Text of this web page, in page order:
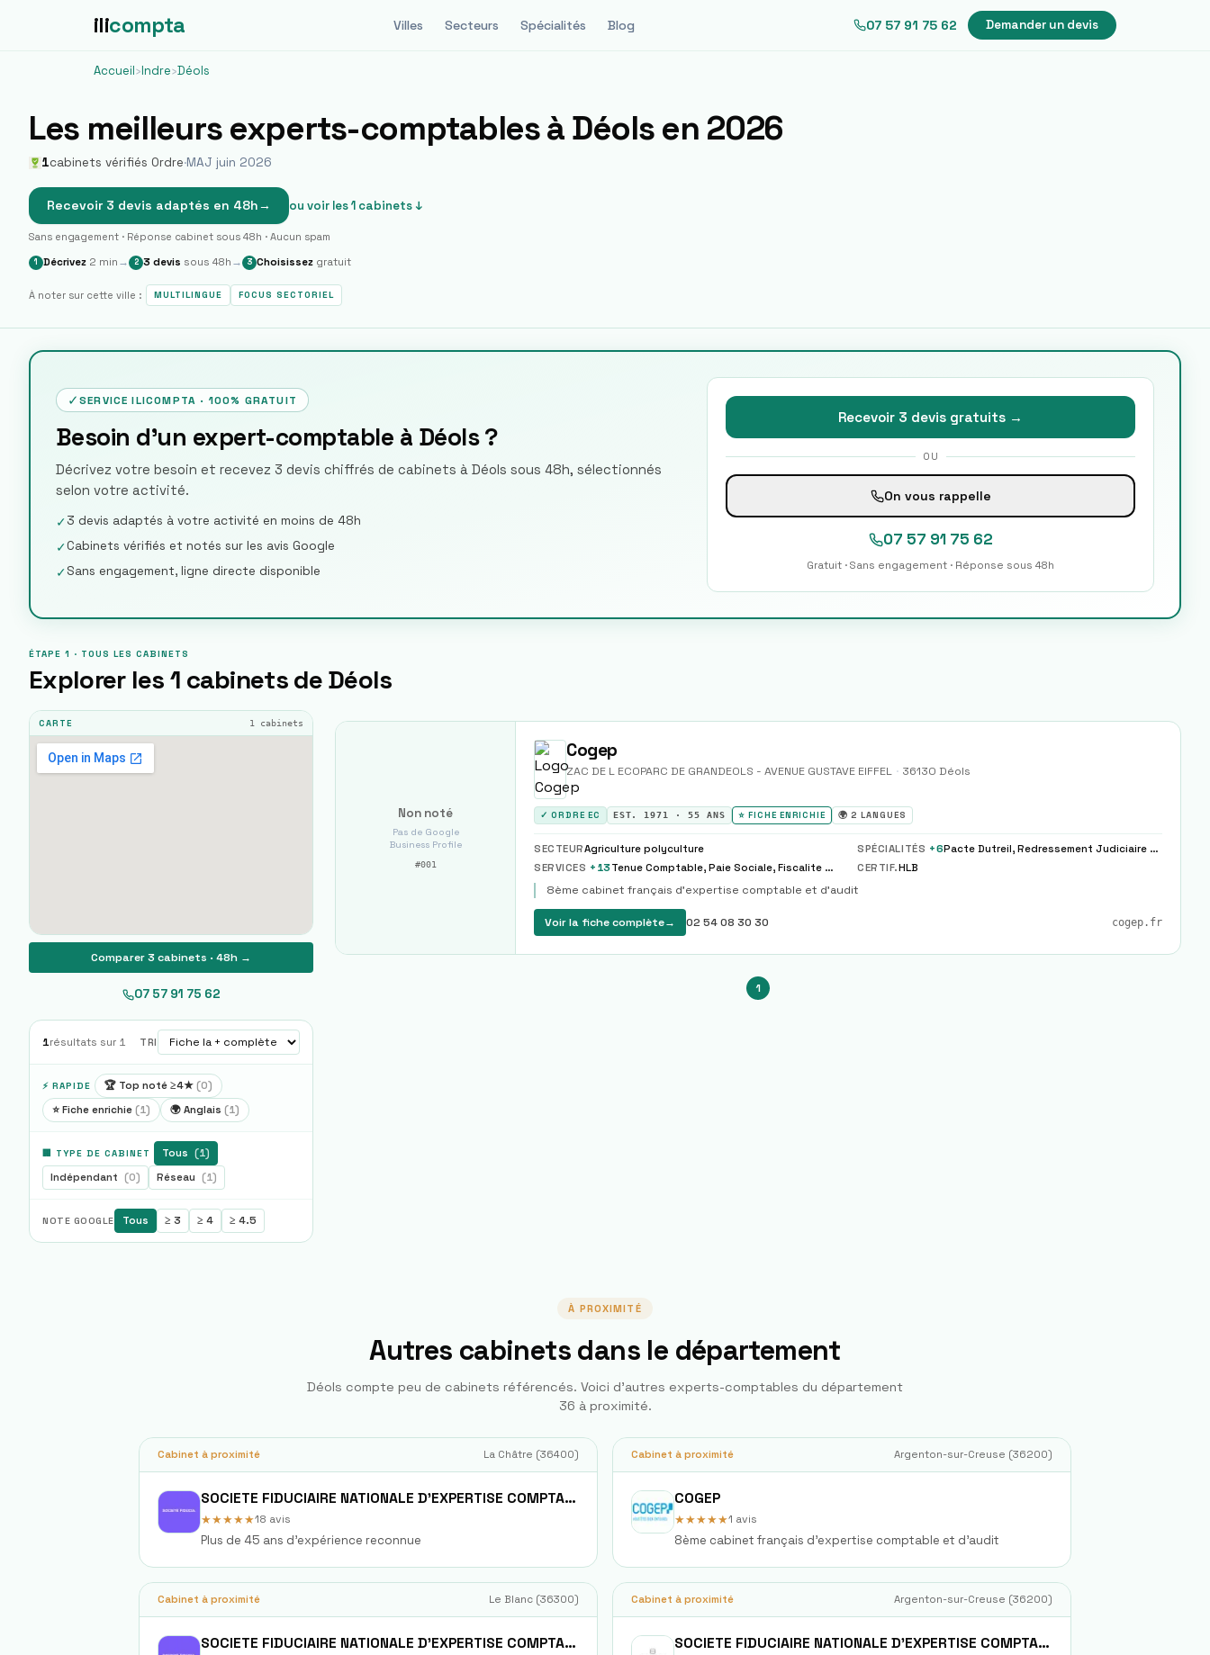
ilicompta Villes Secteurs Spécialités Blog 07 57 91 75 62 Demander un devis
Accueil›Indre›Déols
Les meilleurs experts-comptables àDéolsen 2026
1cabinets vérifiés Ordre·MAJ juin 2026
Recevoir 3 devis adaptés en 48h→ ou voir les1 cabinets ↓
Sans engagement · Réponse cabinet sous 48h · Aucun spam
1 Décrivez 2 min → 2 3 devis sous 48h → 3 Choisissez gratuit
À noter sur cette ville : MULTILINGUE FOCUS SECTORIEL
✓ SERVICE ILICOMPTA · 100% GRATUIT
Besoin d'un expert-comptable à Déols ?
Décrivez votre besoin et recevez 3 devis chiffrés de cabinets à Déols sous 48h, sélectionnés
selon votre activité.
✓3 devis adaptés à votre activité en moins de 48h
✓Cabinets vérifiés et notés sur les avis Google
✓Sans engagement, ligne directe disponible
Recevoir 3 devis gratuits →
OU
On vous rappelle
07 57 91 75 62
Gratuit · Sans engagement · Réponse sous 48h
ÉTAPE 1 · TOUS LES CABINETS
Explorer les1 cabinets deDéols
CARTE 1 cabinets
Comparer 3 cabinets · 48h →
07 57 91 75 62
1résultats sur 1 TRI
⚡ RAPIDE 🏆 Top noté ≥4★ (0)
⭐ Fiche enrichie (1) 🌍 Anglais (1)
🏢 TYPE DE CABINET Tous (1)
Indépendant (0) Réseau (1)
NOTE GOOGLE Tous ≥ 3 ≥ 4 ≥ 4.5
Non noté
Pas de Google
Business Profile
#001
Cogep
ZAC DE L ECOPARC DE GRANDEOLS - AVENUE GUSTAVE EIFFEL · 36130 Déols
✓ ORDRE EC EST. 1971 · 55 ANS ⭐ FICHE ENRICHIE 🌍2 LANGUES
SECTEURAgriculture polyculture SPÉCIALITÉS +6
Pacte Dutreil, Redressement Judiciaire Continuation
SERVICES + 13 Tenue Comptable, Paie Sociale, Fiscalite Dirigeant CERTIF.HLB
8ème cabinet français d'expertise comptable et d'audit
Voir la fiche complète→ 02 54 08 30 30 cogep.fr
1
À PROXIMITÉ
Autres cabinets dans le département
Déols compte peu de cabinets référencés. Voici d'autres experts-comptables du département
36 à proximité.
Cabinet à proximité La Châtre (36400)
SOCIETE FIDUCIAIRE NATIONALE D'EXPERTISE COMPTABLE FIDEXPERTISE
★★★★★18 avis
Plus de 45 ans d'expérience reconnue
Cabinet à proximité Argenton-sur-Creuse (36200)
COGEP
★★★★★1 avis
8ème cabinet français d'expertise comptable et d'audit
Cabinet à proximité Le Blanc (36300)
SOCIETE FIDUCIAIRE NATIONALE D'EXPERTISE COMPTABLE FIDEXPERTISE
Cabinet à proximité Argenton-sur-Creuse (36200)
SOCIETE FIDUCIAIRE NATIONALE D'EXPERTISE COMPTABLE FIDEXPERTISE